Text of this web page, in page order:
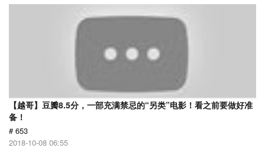
【越哥】豆瓣8.5分，一部充满禁忌的“另类”电影！看之前要做好准
备！
# 653
2018-10-08 06:55